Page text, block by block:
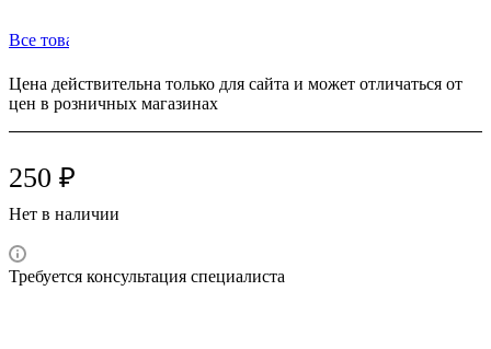
Все товары бренда JNB (Британия)
Цена действительна только для сайта и может отличаться от
цен в розничных магазинах
250 ₽
Нет в наличии
Требуется консультация специалиста